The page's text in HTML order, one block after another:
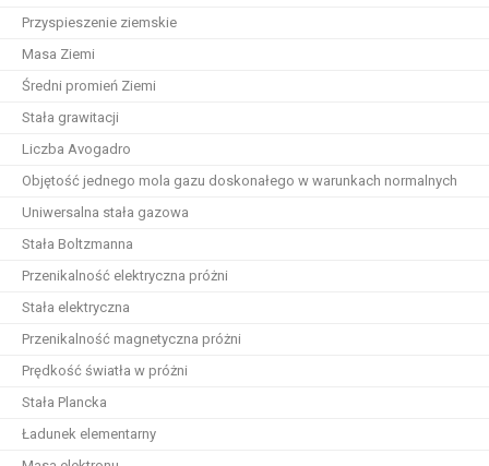
Przyspieszenie ziemskie
Masa Ziemi
Średni promień Ziemi
Stała grawitacji
Liczba Avogadro
Objętość jednego mola gazu doskonałego w warunkach normalnych
Uniwersalna stała gazowa
Stała Boltzmanna
Przenikalność elektryczna próżni
Stała elektryczna
Przenikalność magnetyczna próżni
Prędkość światła w próżni
Stała Plancka
Ładunek elementarny